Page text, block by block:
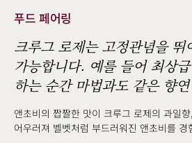
푸드 페어링
크루그 로제는 고정관념을
가능합니다. 예를 들어 최상
하는 순간 마법과도 같은 향
앤초비의 짭짤한 맛이 크루그 로제의 과일
어우러져 벨벳처럼 부드러워진 앤초비를